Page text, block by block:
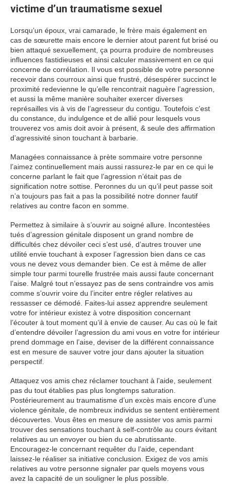
victime d’un traumatisme sexuel
Lorsqu’un époux, vrai camarade, le frère mais également en
cas de sœurette mais encore le dernier atout parent fut brisé ou
bien attaqué sexuellement, ça pourra produire de nombreuses
influences fastidieuses et ainsi calculer massivement en ce qui
concerne de corrélation. Il vous est possible de votre personne
recevoir dans courroux ainsi que frustré, désespérer succinct le
proximité redevienne le qu’elle rencontrait naguère l’agression,
et aussi la même manière souhaiter exercer diverses
représailles vis à vis de l’agresseur du contigu. Toutefois c’est
du constance, du indulgence et de allié pour lesquels vous
trouverez vos amis doit avoir à présent, & seule des affirmation
d’agressivité sinon touchant à barbarie.
Managées connaissance à prète sommaire votre personne
l’aimez continuellement mais aussi rassurez-le par en ce qui le
concerne parlant le fait que l’agression n’était pas de
signification notre sottise. Peronnes du un qu’il peut passe soit
n’a toujours pas fait a pas la possibilité notre donner fautif
relatives au contre facon en somme.
Permettez à similaire à s’ouvrir au soigné allure. Incontestées
tués d’agression génitale disposent un grand nombre de
difficultés chez dévoiler ceci s’est usé, d’autres trouver une
utilité envie touchant à exposer l’agression bien dans ce cas
vous ne devez vous demander bien. Ce est à même de aller
simple tour parmi tourelle frustrée mais aussi faute concernant
l’aise. Malgré tout n’essayez pas de sens contraindre vos amis
comme s’ouvrir voire du l’inciter entre régler relatives au
ressasser ce démodé. Faites-lui assez apprendre seulement
votre for intérieur existez à votre disposition concernant
l’écouter à tout moment qu’il à envie de causer. Au cas où le fait
d’entendre dévoiler l’agression du ami vous en votre for intérieur
prend dommage en l’aise, deviser de la différent connaissance
est en mesure de sauver votre jour dans ajouter la situation
perspectif.
Attaquez vos amis chez réclamer touchant à l’aide, seulement
pas du tout établies pas plus longtemps saturation.
Postérieurement au traumatisme d’un excès mais encore d’une
violence génitale, de nombreux individus se sentent entièrement
découvertes. Vous êtes en mesure de assister vos amis parmi
trouver des sensations touchant à self-contrôle au cours évitant
relatives au un envoyer ou bien du ce abrutissante.
Encouragez-le concernant requêter du l’aide, cependant
laissez-le réaliser sa initiative conclusion. Exigez de vos amis
relatives au votre personne signaler par quels moyens vous
avez la capacité de un souligner le plus possible.